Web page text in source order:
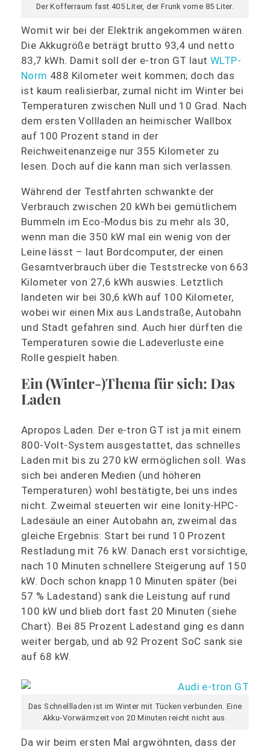
Der Kofferraum fast 405 Liter, der Frunk vorne 85 Liter.
Womit wir bei der Elektrik angekommen wären.
Die Akkugröße beträgt brutto 93,4 und netto
83,7 kWh. Damit soll der e-tron GT laut WLTP-
Norm 488 Kilometer weit kommen; doch das
ist kaum realisierbar, zumal nicht im Winter bei
Temperaturen zwischen Null und 10 Grad. Nach
dem ersten Vollladen an heimischer Wallbox
auf 100 Prozent stand in der
Reichweitenanzeige nur 355 Kilometer zu
lesen. Doch auf die kann man sich verlassen.
Während der Testfahrten schwankte der
Verbrauch zwischen 20 kWh bei gemütlichem
Bummeln im Eco-Modus bis zu mehr als 30,
wenn man die 350 kW mal ein wenig von der
Leine lässt – laut Bordcomputer, der einen
Gesamtverbrauch über die Teststrecke von 663
Kilometer von 27,6 kWh auswies. Letztlich
landeten wir bei 30,6 kWh auf 100 Kilometer,
wobei wir einen Mix aus Landstraße, Autobahn
und Stadt gefahren sind. Auch hier dürften die
Temperaturen sowie die Ladeverluste eine
Rolle gespielt haben.
Ein (Winter-)Thema für sich: Das
Laden
Apropos Laden. Der e-tron GT ist ja mit einem
800-Volt-System ausgestattet, das schnelles
Laden mit bis zu 270 kW ermöglichen soll. Was
sich bei anderen Medien (und höheren
Temperaturen) wohl bestätigte, bei uns indes
nicht. Zweimal steuerten wir eine Ionity-HPC-
Ladesäule an einer Autobahn an, zweimal das
gleiche Ergebnis: Start bei rund 10 Prozent
Restladung mit 76 kW. Danach erst vorsichtige,
nach 10 Minuten schnellere Steigerung auf 150
kW. Doch schon knapp 10 Minuten später (bei
57 % Ladestand) sank die Leistung auf rund
100 kW und blieb dort fast 20 Minuten (siehe
Chart). Bei 85 Prozent Ladestand ging es dann
weiter bergab, und ab 92 Prozent SoC sank sie
auf 68 kW.
Das Schnellladen ist im Winter mit Tücken verbunden. Eine
Akku-Vorwärmzeit von 20 Minuten reicht nicht aus.
Da wir beim ersten Mal argwöhnten, dass der